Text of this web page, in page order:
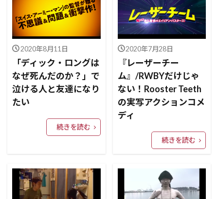
2020年8月11日
「ディック・ロングは
なぜ死んだのか？」で
泣ける人と友達になり
たい
続きを読む
2020年7月28日
『レーザーチー
ム』/RWBYだけじゃ
ない！Rooster Teeth
の実写アクションコメ
ディ
続きを読む